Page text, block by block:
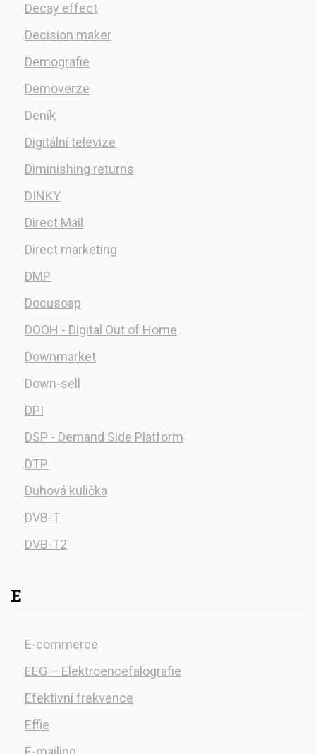
Decay effect
Decision maker
Demografie
Demoverze
Deník
Digitální televize
Diminishing returns
DINKY
Direct Mail
Direct marketing
DMP
Docusoap
DOOH - Digital Out of Home
Downmarket
Down-sell
DPI
DSP - Demand Side Platform
DTP
Duhová kulička
DVB-T
DVB-T2
E
E-commerce
EEG – Elektroencefalografie
Efektivní frekvence
Effie